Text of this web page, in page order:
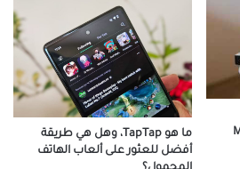
ما هو TapTap، وهل هي طريقة
أفضل للعثور على ألعاب الهاتف